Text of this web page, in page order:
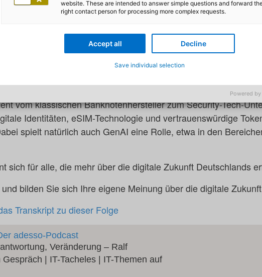
Deutschland. Sein Fazit: Es mangelt nicht an Ideen, sondern
die digitale Transformation als einen Kraftakt, den
Gesellschaft gemeinsam bewältigen müssen. Er fordert ein
Was fehlt, ist ein gemeinsamer Nordstern für
brauche es eine klare Vision.
Gespräch auch Mut: Anhand konkreter Beispiele diskutieren
vom klassischen Banknotenhersteller zum Security-Tech-
Identitäten, eSIM-Technologie und vertrauenswürdige
spielt natürlich auch GenAI eine Rolle, etwa in den
sich für alle, die mehr über die digitale Zukunft Deutschlands
bilden Sie sich Ihre eigene Meinung über die digitale
Transkript zu dieser Folge
website. These are intended to answer simple questions and forward
right contact person for processing more complex requests.
Accept all Decline
Save individual selection
Powered by